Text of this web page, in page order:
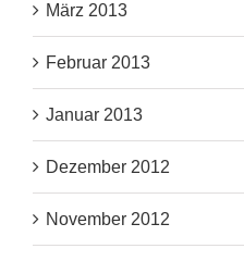
März 2013
Februar 2013
Januar 2013
Dezember 2012
November 2012